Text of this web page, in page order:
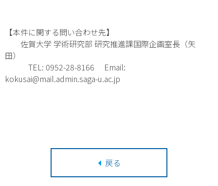
【本件に関する問い合わせ先】
佐賀大学 学術研究部 研究推進課国際企画室長（矢
田）
TEL: 0952-28-8166 Email:
kokusai@mail.admin.saga-u.ac.jp
戻る